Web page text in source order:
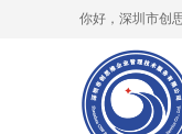
你好，深圳市创